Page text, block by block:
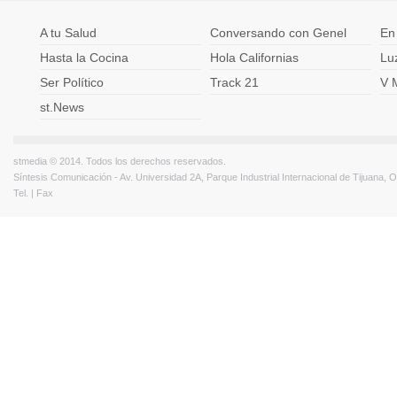
A tu Salud Conversando con Genel
Hasta la Cocina
Hola Californias
Ser Político
Track 21
V
st.News
stmedia © 2014. Todos los derechos reservados.
Síntesis Comunicación - Av. Universidad 2A, Parque Industrial Internacional de Tijuana,
Tel. | Fax